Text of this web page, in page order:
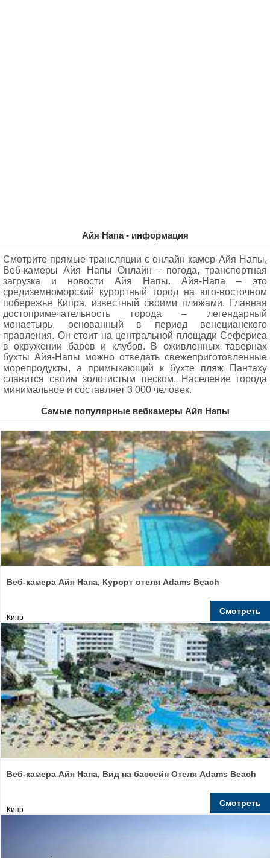
Айя Напа - информация
Смотрите прямые трансляции с онлайн камер Айя Напы.
Веб-камеры Айя Напы Oнлайн - погода, транспортная
загрузка и новости Айя Напы. Айя-Напа – это
средиземноморский курортный город на юго-восточном
побережье Кипра, известный своими пляжами. Главная
достопримечательность города – легендарный
монастырь, основанный в период венецианского
правления. Он стоит на центральной площади Сефериса
в окружении баров и клубов. В оживленных тавернах
бухты Айя-Напы можно отведать свежеприготовленные
морепродукты, а примыкающий к бухте пляж Пантаху
славится своим золотистым песком. Население города
минимальное и составляет 3 000 человек.
Самые популярные вебкамеры Айя Напы
Веб-камера Айя Напа, Курорт отеля Adams Beach
Кипр
Смотреть
Веб-камера Айя Напа, Вид на бассейн Отеля Adams Beach
Кипр
Смотреть